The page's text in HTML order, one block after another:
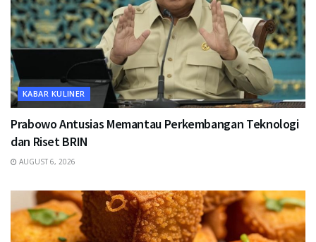
KABAR KULINER
Prabowo Antusias Memantau Perkembangan Teknologi
dan Riset BRIN
AUGUST 6, 2026